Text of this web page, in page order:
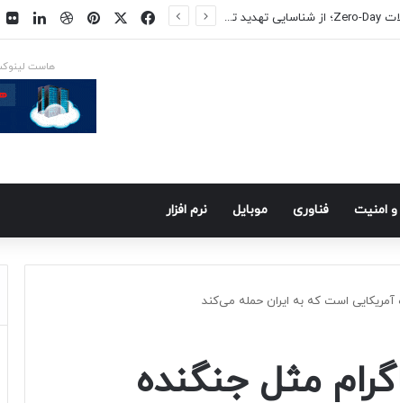
در راه است فیسبوک
ایکس پینتریستدریبببل
هاست
امنيت فناوری موبايل نرم افزار
آمریکایی است که به ایران حمله می‌کند
مثل جنگنده